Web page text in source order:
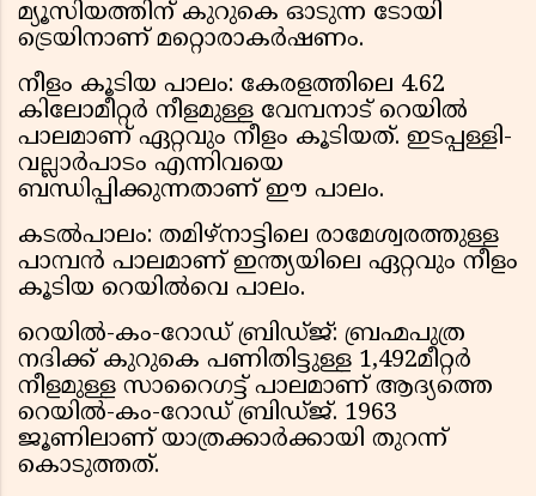
മ്യൂസിയത്തിന് കുറുകെ ഓടുന്ന ടോയി
ട്രെയിനാണ് മറ്റൊരാകർഷണം.
നീളം കൂടിയ പാലം: കേരളത്തിലെ 4.62
കിലോമീറ്റർ നീളമുള്ള വേമ്പനാട് റെയിൽ
പാലമാണ് ഏറ്റവും നീളം കൂടിയത്. ഇടപ്പള്ളി-
വല്ലാർപാടം എന്നിവയെ
ബന്ധിപ്പിക്കുന്നതാണ് ഈ പാലം.
കടൽപാലം: തമിഴ്‌നാട്ടിലെ രാമേശ്വരത്തുള്ള
പാമ്പൻ പാലമാണ് ഇന്ത്യയിലെ ഏറ്റവും നീളം
കൂടിയ റെയിൽവെ പാലം.
റെയിൽ-കം-റോഡ് ബ്രിഡ്ജ്: ബ്രഹ്മപുത്ര
നദിക്ക് കുറുകെ പണിതിട്ടുള്ള 1,492മീറ്റർ
നീളമുള്ള സാറൈഗട്ട് പാലമാണ് ആദ്യത്തെ
റെയിൽ-കം-റോഡ് ബ്രിഡ്ജ്. 1963
ജൂണിലാണ് യാത്രക്കാർക്കായി തുറന്ന്
കൊടുത്തത്.